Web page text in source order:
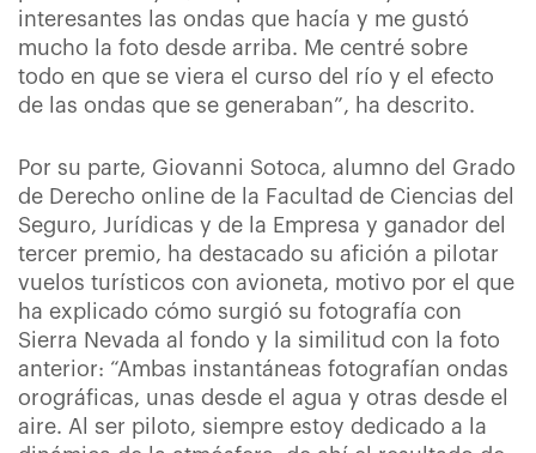
interesantes las ondas que hacía y me gustó
mucho la foto desde arriba. Me centré sobre
todo en que se viera el curso del río y el efecto
de las ondas que se generaban”, ha descrito.
Por su parte, Giovanni Sotoca, alumno del Grado
de Derecho online de la Facultad de Ciencias del
Seguro, Jurídicas y de la Empresa y ganador del
tercer premio, ha destacado su afición a pilotar
vuelos turísticos con avioneta, motivo por el que
ha explicado cómo surgió su fotografía con
Sierra Nevada al fondo y la similitud con la foto
anterior: “Ambas instantáneas fotografían ondas
orográficas, unas desde el agua y otras desde el
aire. Al ser piloto, siempre estoy dedicado a la